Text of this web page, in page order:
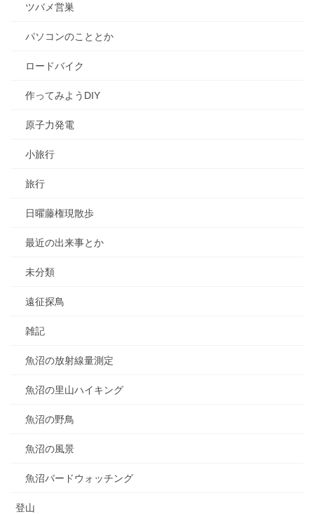
ツバメ営巣
パソコンのこととか
ロードバイク
作ってみようDIY
原子力発電
小旅行
旅行
日曜藤権現散歩
最近の出来事とか
未分類
遠征探鳥
雑記
魚沼の放射線量測定
魚沼の里山ハイキング
魚沼の野鳥
魚沼の風景
魚沼バードウォッチング
登山